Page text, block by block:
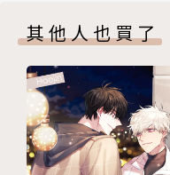
其他人也買了